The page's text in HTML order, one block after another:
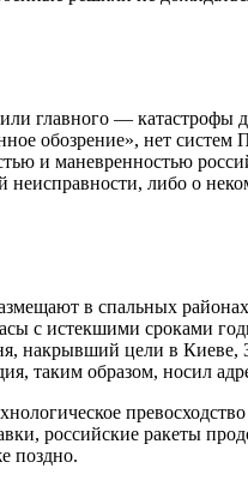
главного — катастрофы
обозрение», нет
и маневренностью
либо о
в спальных
с истекшими сроками
накрывший цели в Киеве,
таким образом, носил
российские ракеты
поздно.